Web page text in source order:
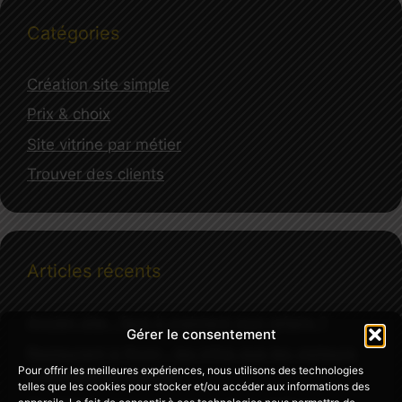
Gérer le consentement
Pour offrir les meilleures expériences, nous utilisons des technologies
telles que les cookies pour stocker et/ou accéder aux informations des
Catégories
Création site simple
Prix & choix
Site vitrine par métier
Trouver des clients
Articles récents
cherchent en premier